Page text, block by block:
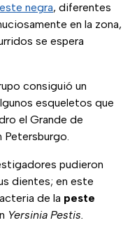
negra, diferentes
en la zona,
se espera
consiguió un
esqueletos que
el Grande de
Petersburgo.
pudieron
dientes; en este
de la peste
Yersinia Pestis.